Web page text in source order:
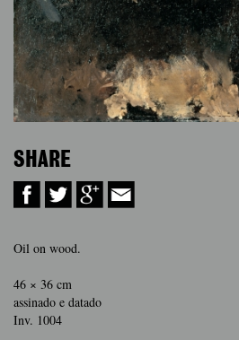
SHARE
Oil on wood.
46 × 36 cm
assinado e datado
Inv. 1004